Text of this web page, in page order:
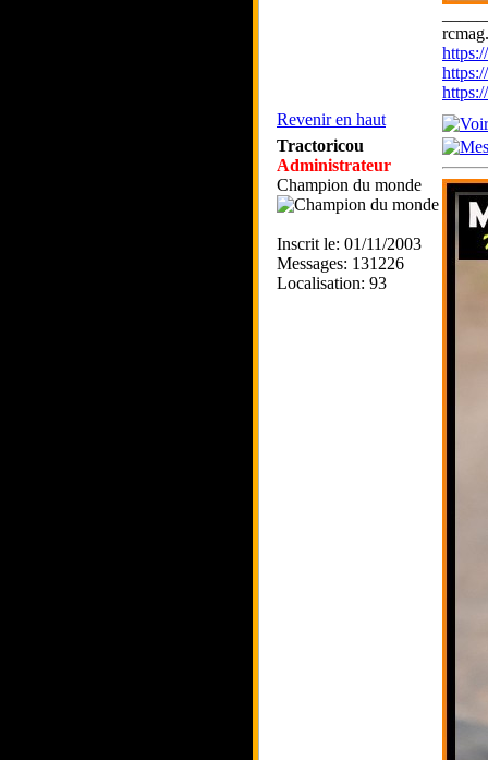
Revenir en haut
Tractoricou
Administrateur
Champion du monde
Inscrit le: 01/11/2003
Messages: 131226
Localisation: 93